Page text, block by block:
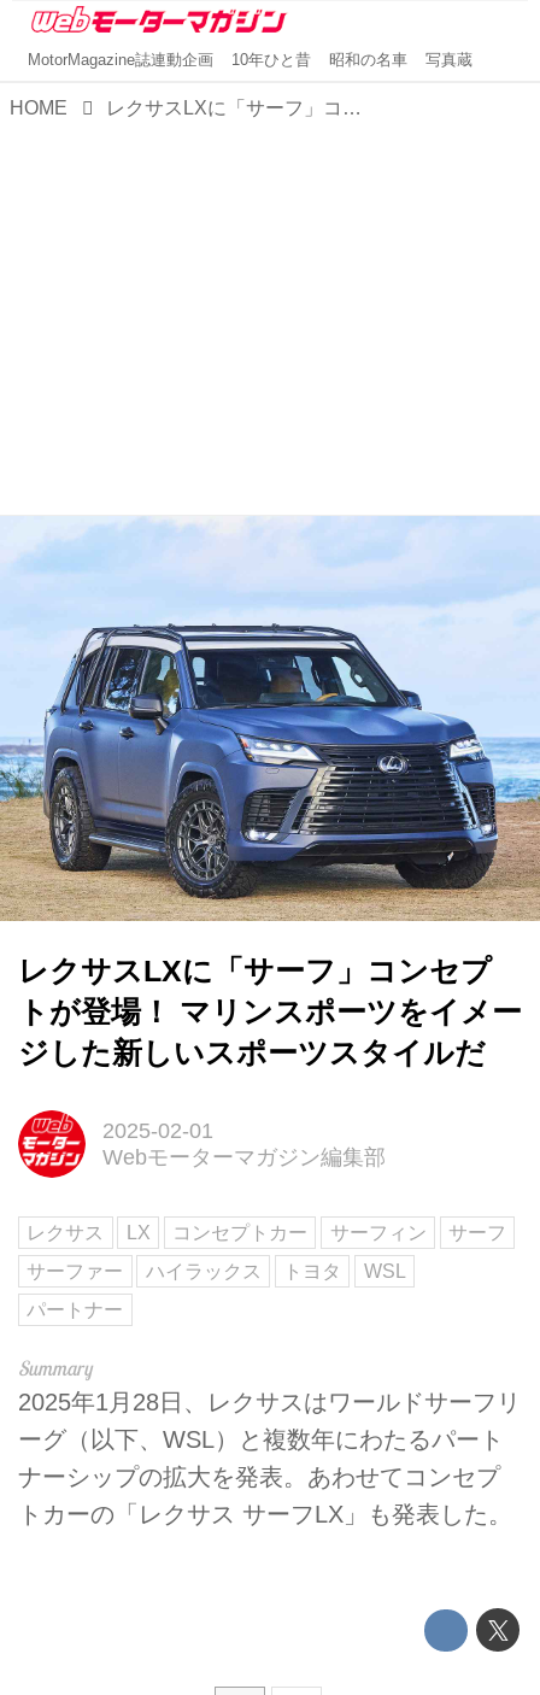
MotorMagazine誌連動企画 10年ひと昔 昭和の名車 写真蔵
HOME レクサスLXに「サーフ」コンセプトが登場！ マリンスポーツをイメージした新しいスポーツスタイルだ
レクサスLXに「サーフ」コンセプ
トが登場！ マリンスポーツをイメー
ジした新しいスポーツスタイルだ
2025-02-01
Webモーターマガジン編集部
レクサス LX コンセプトカー サーフィン
サーフ
サーファー
ハイラックス トヨタ
WSL
パートナー
2025年1月28日、レクサスはワールドサーフリ
ーグ（以下、WSL）と複数年にわたるパート
ナーシップの拡大を発表。あわせてコンセプ
トカーの「レクサス サーフLX」も発表した。